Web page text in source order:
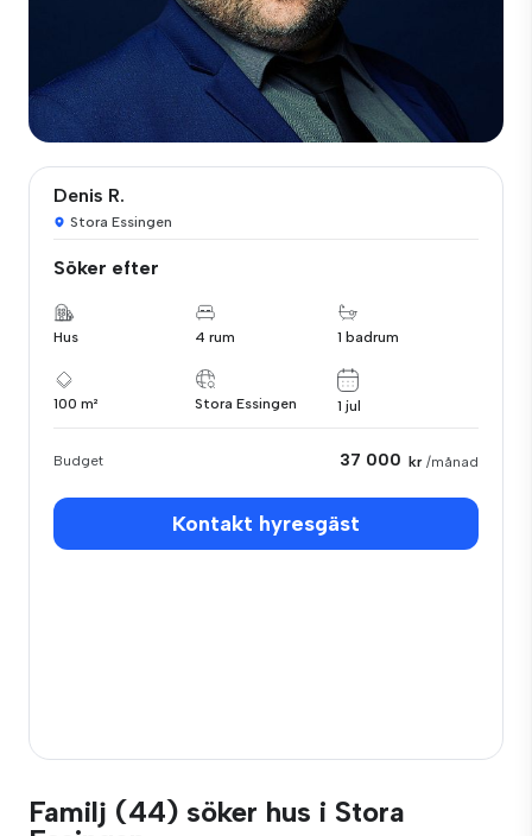
Denis R.
Stora Essingen
Söker efter
Hus 4 rum 1 badrum
100 m² Stora Essingen 1 jul
Budget 37 000 kr /månad
Kontakt hyresgäst
Familj (44) söker hus i Stora